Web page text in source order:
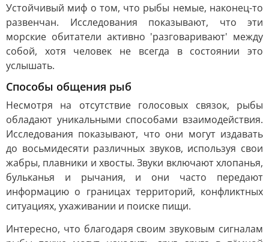
Устойчивый миф о том, что рыбы немые, наконец-то
развенчан. Исследования показывают, что эти
морские обитатели активно 'разговаривают' между
собой, хотя человек не всегда в состоянии это
услышать.
Способы общения рыб
Несмотря на отсутствие голосовых связок, рыбы
обладают уникальными способами взаимодействия.
Исследования показывают, что они могут издавать
до восьмидесяти различных звуков, используя свои
жабры, плавники и хвосты. Звуки включают хлопанья,
бульканья и рычания, и они часто передают
информацию о границах территорий, конфликтных
ситуациях, ухаживании и поиске пищи.
Интересно, что благодаря своим звуковым сигналам